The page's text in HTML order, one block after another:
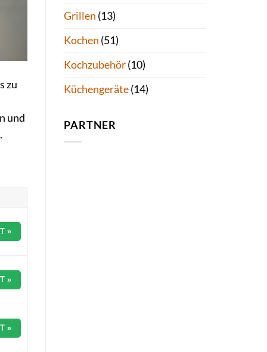
zu
und
»
»
»
Grillen (13)
Kochen (51)
Kochzubehör(10)
Küchengeräte(14)
PARTNER